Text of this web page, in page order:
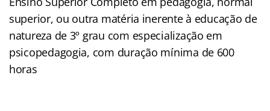
superior, ou outra matéria inerente à educação de
natureza de 3º grau com especialização em
psicopedagogia, com duração mínima de 600
horas